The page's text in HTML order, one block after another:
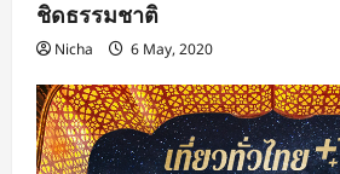
ชิดธรรมชาติ
Nicha 6 May, 2020